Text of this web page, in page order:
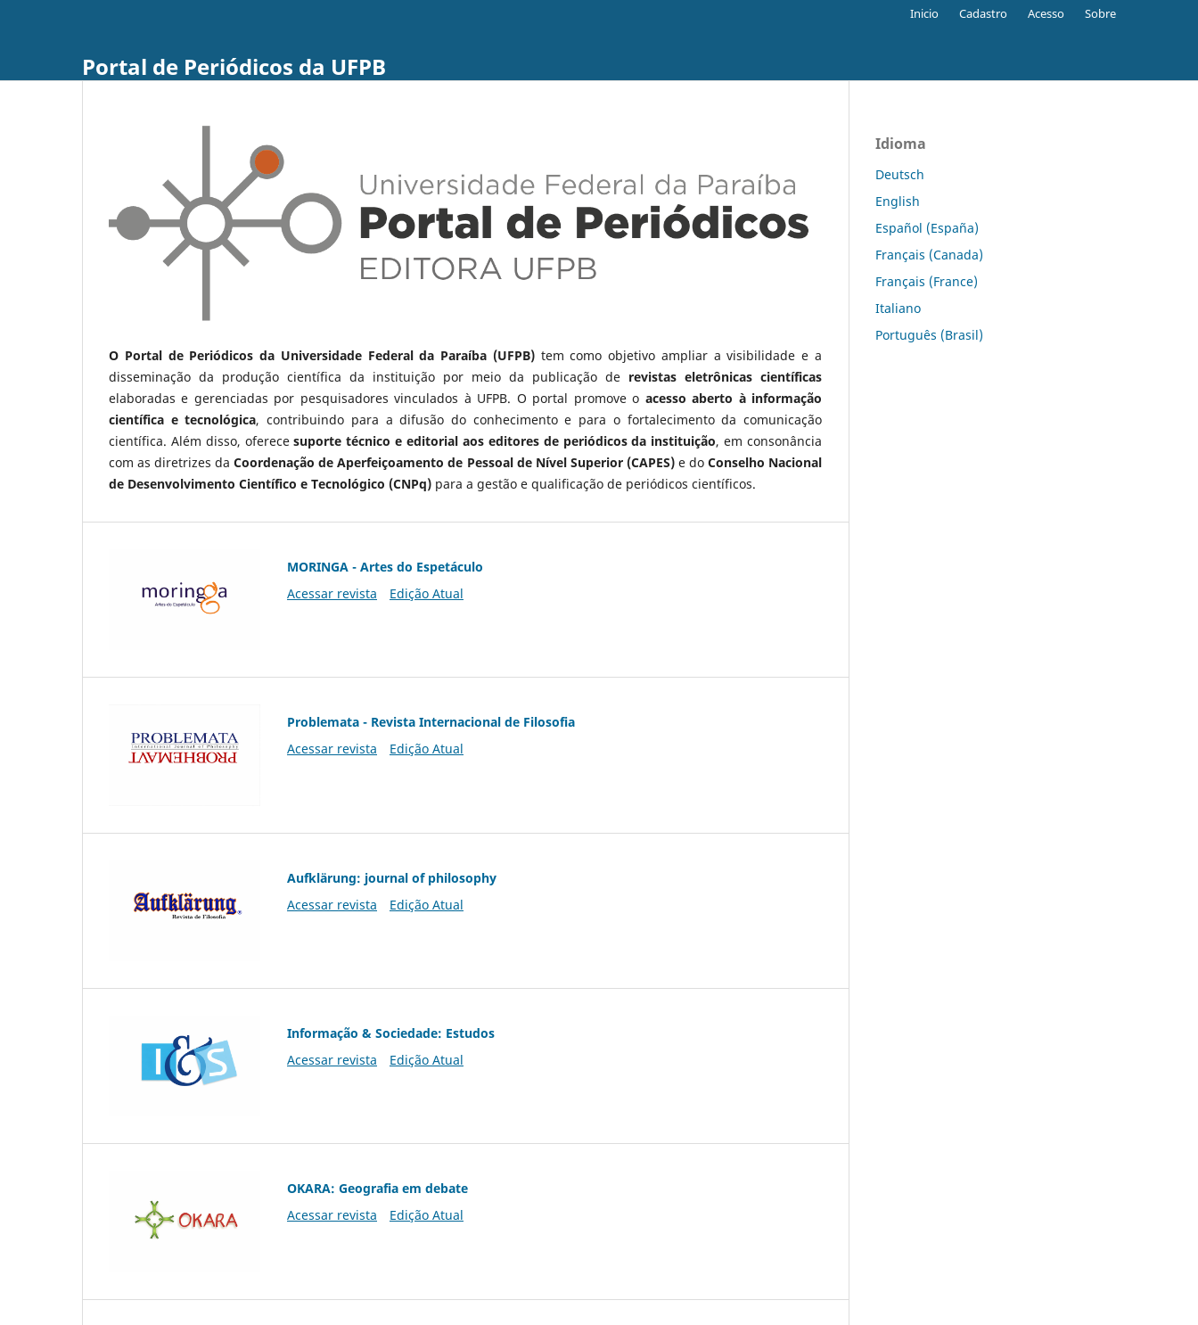
Portal de Periódicos da UFPB
Inicio Cadastro Acesso Sobre
O Portal de Periódicos da Universidade Federal da Paraíba (UFPB)tem como objetivo ampliar a visibilidade e a
disseminação da produção científica da instituição por meio da publicação de revistas eletrônicas científicas
elaboradas e gerenciadas por pesquisadores vinculados à UFPB. O portal promove o acesso aberto à informação
científica e tecnológica, contribuindo para a difusão do conhecimento e para o fortalecimento da comunicação
científica. Além disso, oferecesuporte técnico e editorial aos editores de periódicos da instituição, em consonância
com as diretrizes daCoordenação de Aperfeiçoamento de Pessoal de Nível Superior (CAPES)e do Conselho Nacional
de Desenvolvimento Científico e Tecnológico (CNPq) para a gestão e qualificação de periódicos científicos.
MORINGA - Artes do Espetáculo
Acessar revista
Edição Atual
Problemata - Revista Internacional de Filosofia
Acessar revista
Edição Atual
Aufklärung: journal of philosophy
Acessar revista
Edição Atual
Informação & Sociedade: Estudos
Acessar revista
Edição Atual
OKARA: Geografia em debate
Acessar revista
Edição Atual
Idioma
Deutsch
English
Español (España)
Français (Canada)
Français (France)
Italiano
Português (Brasil)